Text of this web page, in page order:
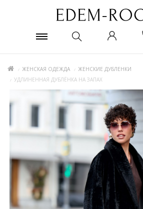
ЖЕНСКАЯ ОДЕЖДА
ЖЕНСКИЕ ДУБЛЕНКИ
УДЛИНЕННАЯ ДУБЛЁНКА НА ЗАПАХ